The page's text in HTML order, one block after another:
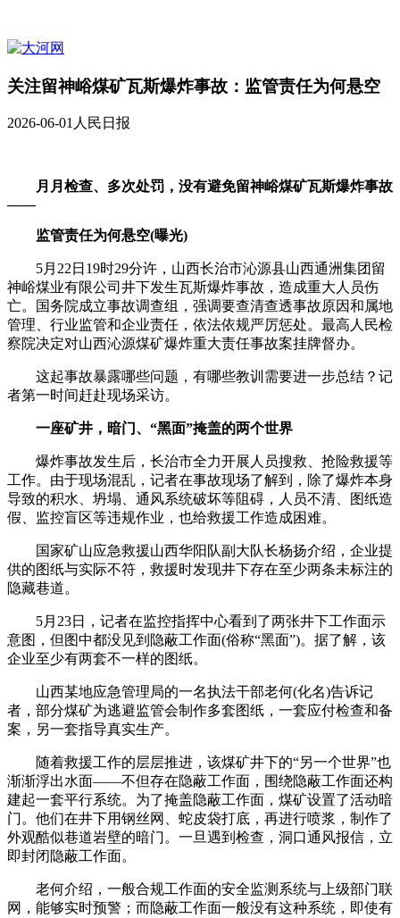
关注留神峪煤矿瓦斯爆炸事故：监管责任为何悬空
2026-06-01人民日报
月月检查、多次处罚，没有避免留神峪煤矿瓦斯爆炸事故
——
监管责任为何悬空(曝光)
5月22日19时29分许，山西长治市沁源县山西通洲集团留
神峪煤业有限公司井下发生瓦斯爆炸事故，造成重大人员伤
亡。国务院成立事故调查组，强调要查清查透事故原因和属地
管理、行业监管和企业责任，依法依规严厉惩处。最高人民检
察院决定对山西沁源煤矿爆炸重大责任事故案挂牌督办。
这起事故暴露哪些问题，有哪些教训需要进一步总结？记
者第一时间赶赴现场采访。
一座矿井，暗门、“黑面”掩盖的两个世界
爆炸事故发生后，长治市全力开展人员搜救、抢险救援等
工作。由于现场混乱，记者在事故现场了解到，除了爆炸本身
导致的积水、坍塌、通风系统破坏等阻碍，人员不清、图纸造
假、监控盲区等违规作业，也给救援工作造成困难。
国家矿山应急救援山西华阳队副大队长杨扬介绍，企业提
供的图纸与实际不符，救援时发现井下存在至少两条未标注的
隐藏巷道。
5月23日，记者在监控指挥中心看到了两张井下工作面示
意图，但图中都没见到隐蔽工作面(俗称“黑面”)。据了解，该
企业至少有两套不一样的图纸。
山西某地应急管理局的一名执法干部老何(化名)告诉记
者，部分煤矿为逃避监管会制作多套图纸，一套应付检查和备
案，另一套指导真实生产。
随着救援工作的层层推进，该煤矿井下的“另一个世界”也
渐渐浮出水面——不但存在隐蔽工作面，围绕隐蔽工作面还构
建起一套平行系统。为了掩盖隐蔽工作面，煤矿设置了活动暗
门。他们在井下用钢丝网、蛇皮袋打底，再进行喷浆，制作了
外观酷似巷道岩壁的暗门。一旦遇到检查，洞口通风报信，立
即封闭隐蔽工作面。
老何介绍，一般合规工作面的安全监测系统与上级部门联
网，能够实时预警；而隐蔽工作面一般没有这种系统，即使有